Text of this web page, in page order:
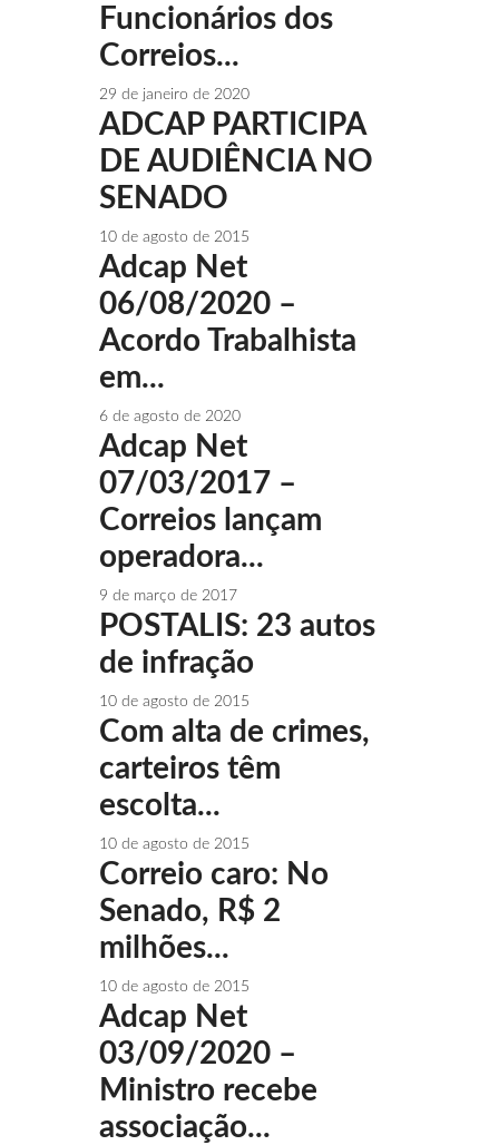
Funcionários dos
Correios...
29 de janeiro de 2020
ADCAP PARTICIPA
DE AUDIÊNCIA NO
SENADO
10 de agosto de 2015
Adcap Net
06/08/2020 –
Acordo Trabalhista
em...
6 de agosto de 2020
Adcap Net
07/03/2017 –
Correios lançam
operadora...
9 de março de 2017
POSTALIS: 23 autos
de infração
10 de agosto de 2015
Com alta de crimes,
carteiros têm
escolta...
10 de agosto de 2015
Correio caro: No
Senado, R$ 2
milhões...
10 de agosto de 2015
Adcap Net
03/09/2020 –
Ministro recebe
associação...